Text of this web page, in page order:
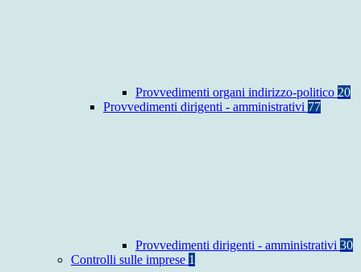
Provvedimenti organi indirizzo-politico 20
Provvedimenti dirigenti - amministrativi 77
Provvedimenti dirigenti - amministrativi 30
Controlli sulle imprese 1